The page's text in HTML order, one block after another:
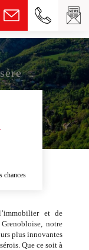
fr
chances
et de
notre
plus innovantes
Que ce soit à